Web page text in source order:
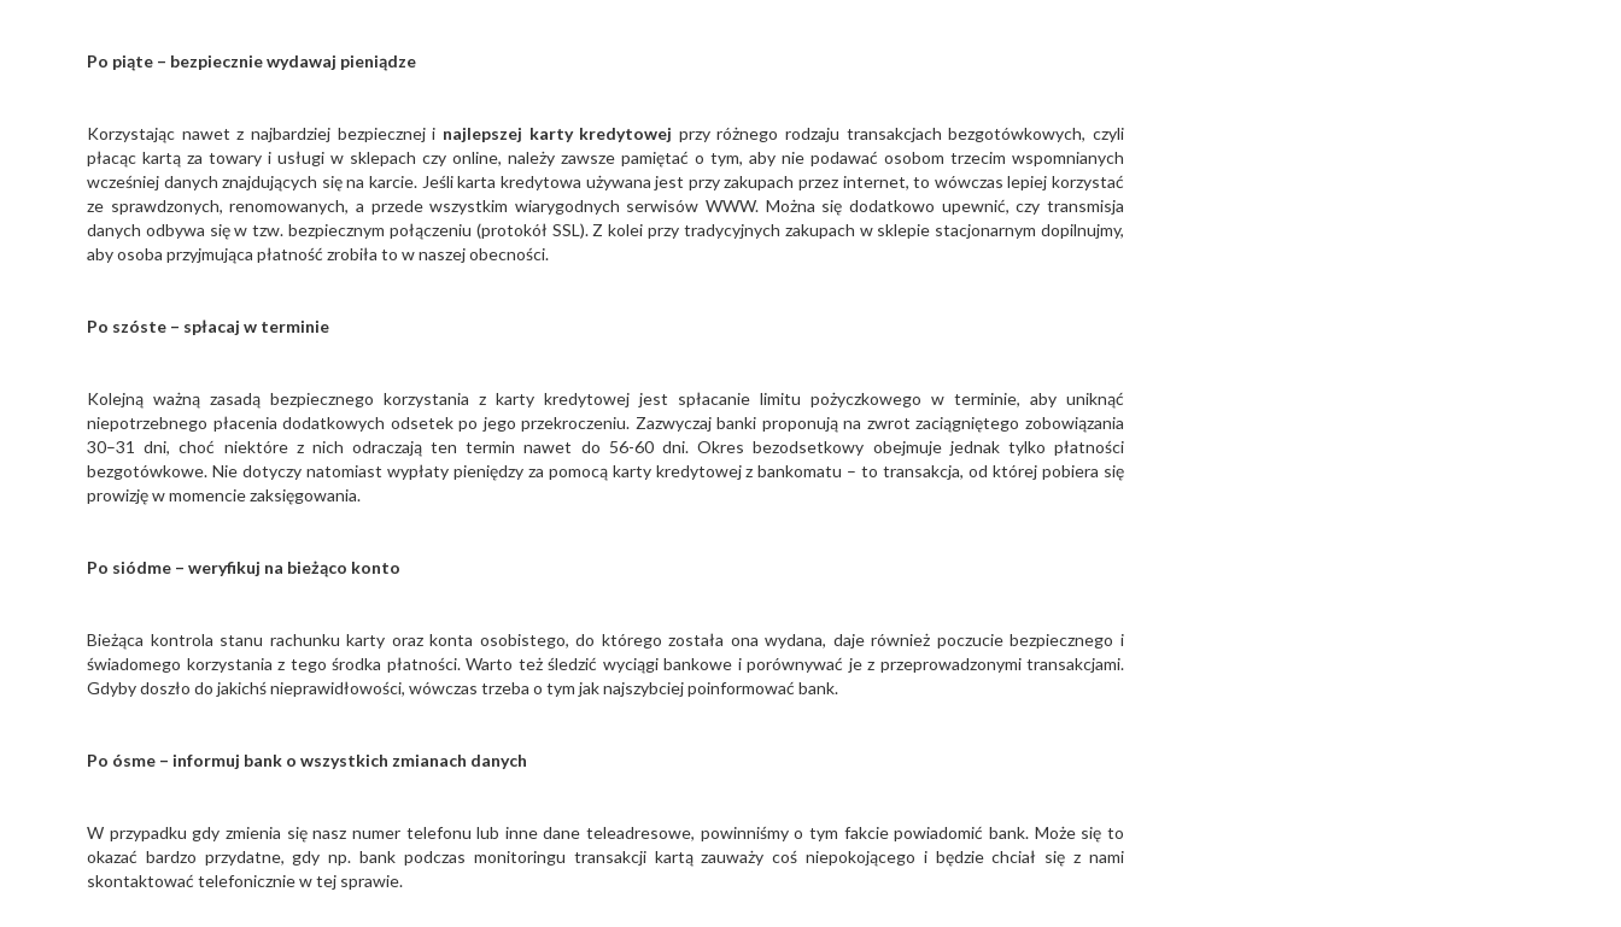
Po piąte – bezpiecznie wydawaj pieniądze
Korzystając nawet z najbardziej bezpiecznej i najlepszej karty kredytowej przy różnego rodzaju transakcjach bezgotówkowych, czyli
płacąc kartą za towary i usługi w sklepach czy online, należy zawsze pamiętać o tym, aby nie podawać osobom trzecim wspomnianych
wcześniej danych znajdujących się na karcie. Jeśli karta kredytowa używana jest przy zakupach przez internet, to wówczas lepiej korzystać
ze sprawdzonych, renomowanych, a przede wszystkim wiarygodnych serwisów WWW. Można się dodatkowo upewnić, czy transmisja
danych odbywa się w tzw. bezpiecznym połączeniu (protokół SSL). Z kolei przy tradycyjnych zakupach w sklepie stacjonarnym dopilnujmy,
aby osoba przyjmująca płatność zrobiła to w naszej obecności.
Po szóste – spłacaj w terminie
Kolejną ważną zasadą bezpiecznego korzystania z karty kredytowej jest spłacanie limitu pożyczkowego w terminie, aby uniknąć
niepotrzebnego płacenia dodatkowych odsetek po jego przekroczeniu. Zazwyczaj banki proponują na zwrot zaciągniętego zobowiązania
30–31 dni, choć niektóre z nich odraczają ten termin nawet do 56-60 dni. Okres bezodsetkowy obejmuje jednak tylko płatności
bezgotówkowe. Nie dotyczy natomiast wypłaty pieniędzy za pomocą karty kredytowej z bankomatu – to transakcja, od której pobiera się
prowizję w momencie zaksięgowania.
Po siódme – weryfikuj na bieżąco konto
Bieżąca kontrola stanu rachunku karty oraz konta osobistego, do którego została ona wydana, daje również poczucie bezpiecznego i
świadomego korzystania z tego środka płatności. Warto też śledzić wyciągi bankowe i porównywać je z przeprowadzonymi transakcjami.
Gdyby doszło do jakichś nieprawidłowości, wówczas trzeba o tym jak najszybciej poinformować bank.
Po ósme – informuj bank o wszystkich zmianach danych
W przypadku gdy zmienia się nasz numer telefonu lub inne dane teleadresowe, powinniśmy o tym fakcie powiadomić bank. Może się to
okazać bardzo przydatne, gdy np. bank podczas monitoringu transakcji kartą zauważy coś niepokojącego i będzie chciał się z nami
skontaktować telefonicznie w tej sprawie.